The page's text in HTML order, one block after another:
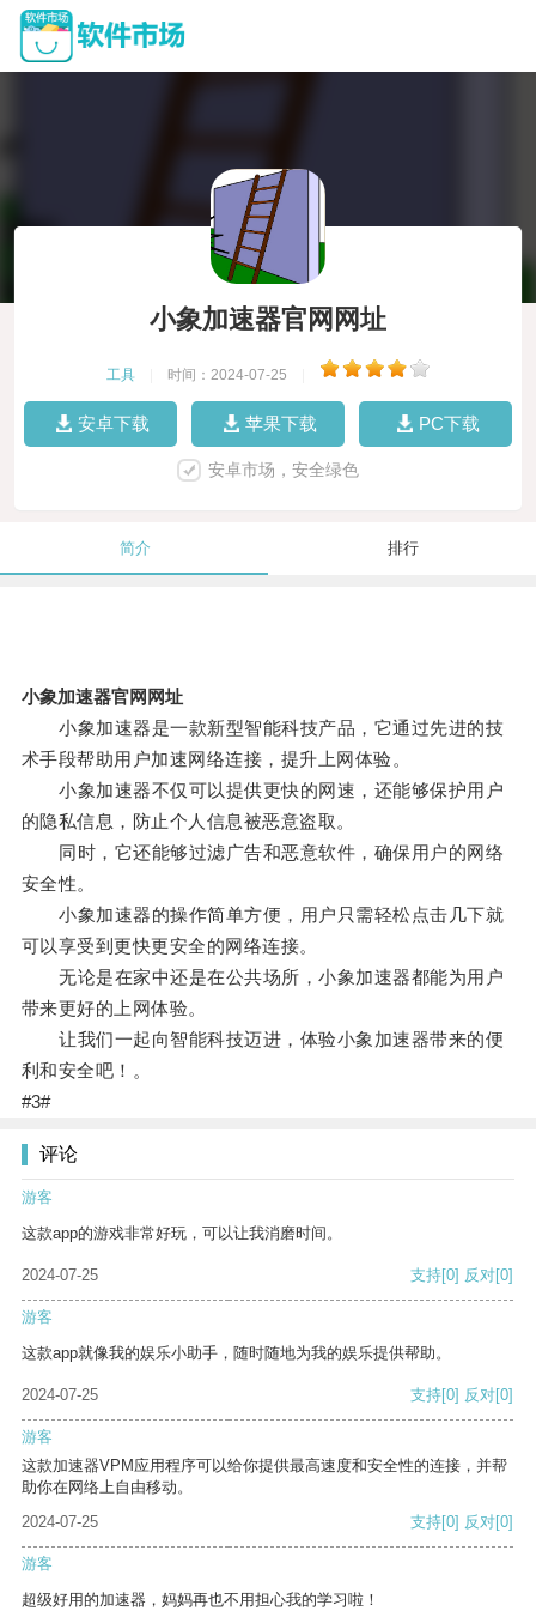
小象加速器官网网址
工具 时间：2024-07-25
安卓下载 苹果下载 PC下载
安卓市场，安全绿色
简介 排行
小象加速器官网网址
小象加速器是一款新型智能科技产品，它通过先进的技
术手段帮助用户加速网络连接，提升上网体验。
小象加速器不仅可以提供更快的网速，还能够保护用户
的隐私信息，防止个人信息被恶意盗取。
同时，它还能够过滤广告和恶意软件，确保用户的网络
安全性。
小象加速器的操作简单方便，用户只需轻松点击几下就
可以享受到更快更安全的网络连接。
无论是在家中还是在公共场所，小象加速器都能为用户
带来更好的上网体验。
让我们一起向智能科技迈进，体验小象加速器带来的便
利和安全吧！。
#3#
评论
游客
这款app的游戏非常好玩，可以让我消磨时间。
2024-07-25 支持[0] 反对[0]
游客
这款app就像我的娱乐小助手，随时随地为我的娱乐提供帮助。
2024-07-25 支持[0] 反对[0]
游客
这款加速器VPM应用程序可以给你提供最高速度和安全性的连接，并帮
助你在网络上自由移动。
2024-07-25
支持[0] 反对[0]
游客
超级好用的加速器，妈妈再也不用担心我的学习啦！